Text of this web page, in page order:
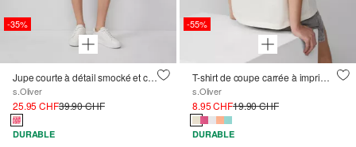
-35%
Jupe courte à détail smocké et culotte intégrée
s.Oliver
25.95 CHF39.90 CHF
DURABLE
-55%
T-shirt de coupe carrée à imprimé dans le dos
s.Oliver
8.95 CHF19.90 CHF
DURABLE